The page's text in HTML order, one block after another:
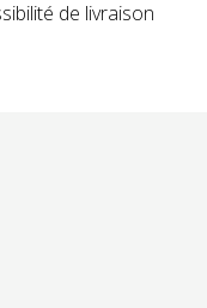
de livraison